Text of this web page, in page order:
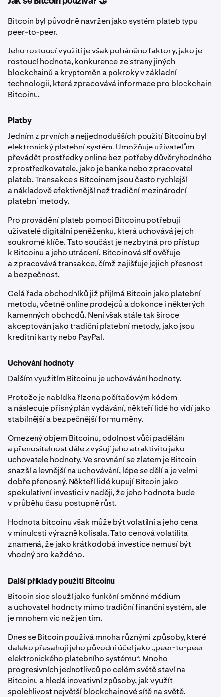
Bitcoin byl původně navržen jako systém plateb typu
peer-to-peer.
Jeho rostoucí využití je však poháněno faktory, jako je
rostoucí hodnota, konkurence ze strany jiných
blockchainů a kryptoměn a pokroky v základní
technologii, která zpracovává informace pro blockchain
Bitcoinu.
Platby
Jedním z prvních a nejjednodušších použití Bitcoinu byl
elektronický platební systém. Umožňuje uživatelům
převádět prostředky online bez potřeby důvěryhodného
zprostředkovatele, jako je banka nebo zpracovatel
plateb. Transakce s Bitcoinem jsou často rychlejší
a nákladově efektivnější než tradiční mezinárodní
platební metody.
Pro provádění plateb pomocí Bitcoinu potřebují
uživatelé digitální peněženku, která uchovává jejich
soukromé klíče. Tato součást je nezbytná pro přístup
k Bitcoinu a jeho utrácení. Bitcoinová síť ověřuje
a zpracovává transakce, čímž zajišťuje jejich přesnost
a bezpečnost.
Celá řada obchodníků již přijímá Bitcoin jako platební
metodu, včetně online prodejců a dokonce i některých
kamenných obchodů. Není však stále tak široce
akceptován jako tradiční platební metody, jako jsou
kreditní karty nebo PayPal.
Uchování hodnoty
Dalším využitím Bitcoinu je uchovávání hodnoty.
Protože je nabídka řízena počítačovým kódem
a následuje přísný plán vydávání, někteří lidé ho vidí jako
stabilnější a bezpečnější formu měny.
Omezený objem Bitcoinu, odolnost vůči padělání
a přenositelnost dále zvyšují jeho atraktivitu jako
uchovatele hodnoty. Ve srovnání se zlatem je Bitcoin
snazší a levnější na uchovávání, lépe se dělí a je velmi
dobře přenosný. Někteří lidé kupují Bitcoin jako
spekulativní investici v naději, že jeho hodnota bude
v průběhu času postupně růst.
Hodnota bitcoinu však může být volatilní a jeho cena
v minulosti výrazně kolísala. Tato cenová volatilita
znamená, že jako krátkodobá investice nemusí být
vhodný pro každého.
Další příklady použití Bitcoinu
Bitcoin sice slouží jako funkční směnné médium
a uchovatel hodnoty mimo tradiční finanční systém, ale
je mnohem víc než jen tím.
Dnes se Bitcoin používá mnoha různými způsoby, které
daleko přesahují jeho původní účel jako „peer-to-peer
elektronického platebního systému“. Mnoho
progresivních jednotlivců po celém světě staví na
Bitcoinu a hledá inovativní způsoby, jak využít
spolehlivost největší blockchainové sítě na světě.